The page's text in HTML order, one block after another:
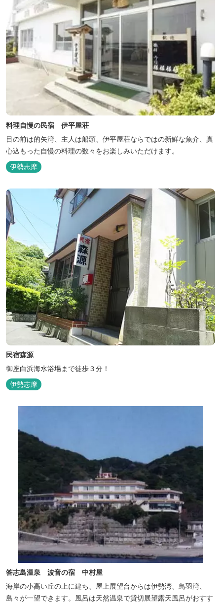
料理自慢の民宿 伊平屋荘
目の前は的矢湾、主人は船頭、伊平屋荘ならではの新鮮な魚介、真
心込もった自慢の料理の数々をお楽しみいただけます。
伊勢志摩
民宿森源
御座白浜海水浴場まで徒歩３分！
伊勢志摩
答志島温泉 波音の宿 中村屋
海岸の小高い丘の上に建ち、屋上展望台からは伊勢湾、鳥羽湾、
島々が一望できます。風呂は天然温泉で貸切展望露天風呂がおすす